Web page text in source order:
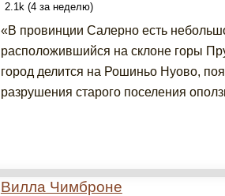
2.1k (4 за неделю)
«В провинции Салерно есть
расположившийся на склоне горы
город делится на Рошиньо Нуово,
разрушения старого поселения
Вилла Чимброне